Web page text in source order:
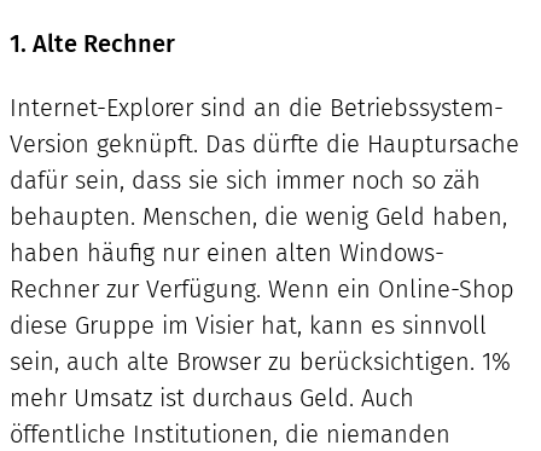
1. Alte Rechner
Internet-Explorer sind an die Betriebssystem-
Version geknüpft. Das dürfte die Hauptursache
dafür sein, dass sie sich immer noch so zäh
behaupten. Menschen, die wenig Geld haben,
haben häufig nur einen alten Windows-
Rechner zur Verfügung. Wenn ein Online-Shop
diese Gruppe im Visier hat, kann es sinnvoll
sein, auch alte Browser zu berücksichtigen. 1%
mehr Umsatz ist durchaus Geld. Auch
öffentliche Institutionen, die niemanden